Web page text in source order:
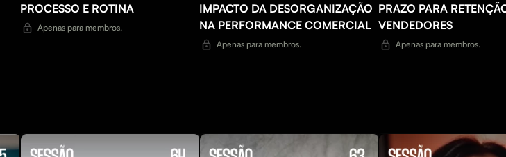
PROCESSO E ROTINA
Apenas para membros.
IMPACTO DA DESORGANIZAÇÃO
NA PERFORMANCE COMERCIAL
Apenas para membros.
PRAZO PARA
VENDEDORES
Apenas para membros.